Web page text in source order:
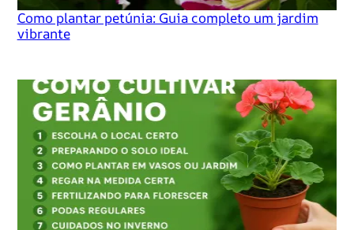
Como plantar petúnia: Guia completo um jardim
vibrante